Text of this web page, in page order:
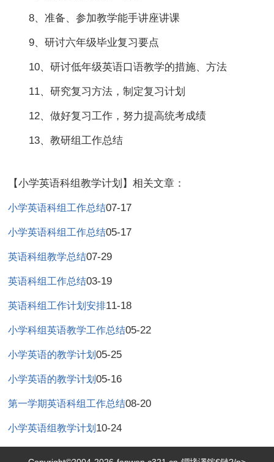
8、准备、参加教学能手讲座讲课
9、研讨六年级毕业复习要点
10、研讨低年级英语口语教学的措施、方法
11、研究复习方法，制定复习计划
12、做好复习工作，努力提高统考成绩
13、教研组工作总结
【小学英语科组教学计划】相关文章：
小学英语科组工作总结07-17
小学英语科组工作总结05-17
英语科组教学总结07-29
英语科组工作总结03-19
英语科组工作计划安排11-18
小学科组英语教学工作总结05-22
小学英语的教学计划05-25
小学英语的教学计划05-16
第一学期英语科组工作总结08-20
小学英语组教学计划 10-24